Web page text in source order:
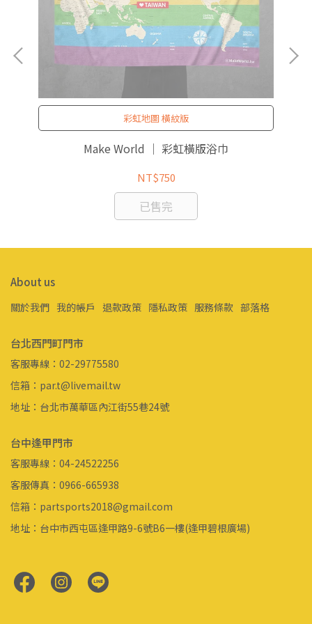
彩虹地圖 橫紋版
Make World ｜ 彩虹橫版浴巾
NT$750
已售完
About us
關於我們 我的帳戶 退款政策 隱私政策 服務條款 部落格
台北西門町門市
客服專線：02-29775580
信箱：par.t@livemail.tw
地址：台北市萬華區內江街55巷24號
台中逢甲門市
客服專線：04-24522256
客服傳真：0966-665938
信箱：partsports2018@gmail.com
地址：台中市西屯區逢甲路9-6號B6一樓(逢甲碧根廣場)